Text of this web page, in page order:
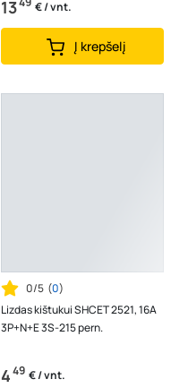
13 € / vnt.
Į krepšelį
0/5 (0)
Lizdas kištukui SHCET 2521, 16A
3P+N+E 3S-215 pern.
449 € / vnt.